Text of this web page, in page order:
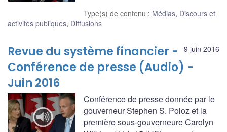
Type(s) de contenu : Médias, Discours et
activités publiques, Diffusions
9 juin 2016
Revue du système financier -
Conférence de presse (Audio) -
Juin 2016
Conférence de presse donnée par le
gouverneur Stephen S. Poloz et la
première sous-gouverneure Carolyn